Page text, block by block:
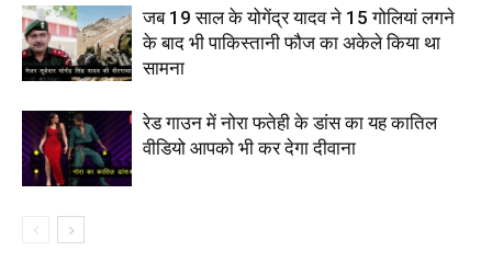
जब 19 साल के योगेंद्र यादव ने 15 गोलियां लगने
के बाद भी पाकिस्तानी फौज का अकेले किया था
सामना
रेड गाउन में नोरा फतेही के डांस का यह कातिल
वीडियो आपको भी कर देगा दीवाना